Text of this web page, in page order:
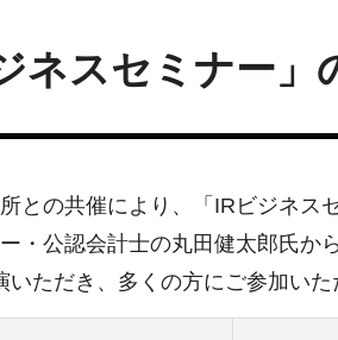
ネスセミナー」
との共催により、「IRビジネス
・公認会計士の丸田健太郎氏か
ただき、多くの方にご参加いた